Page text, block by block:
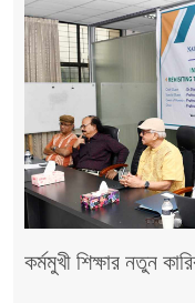
কর্মমুখী শিক্ষার নতুন